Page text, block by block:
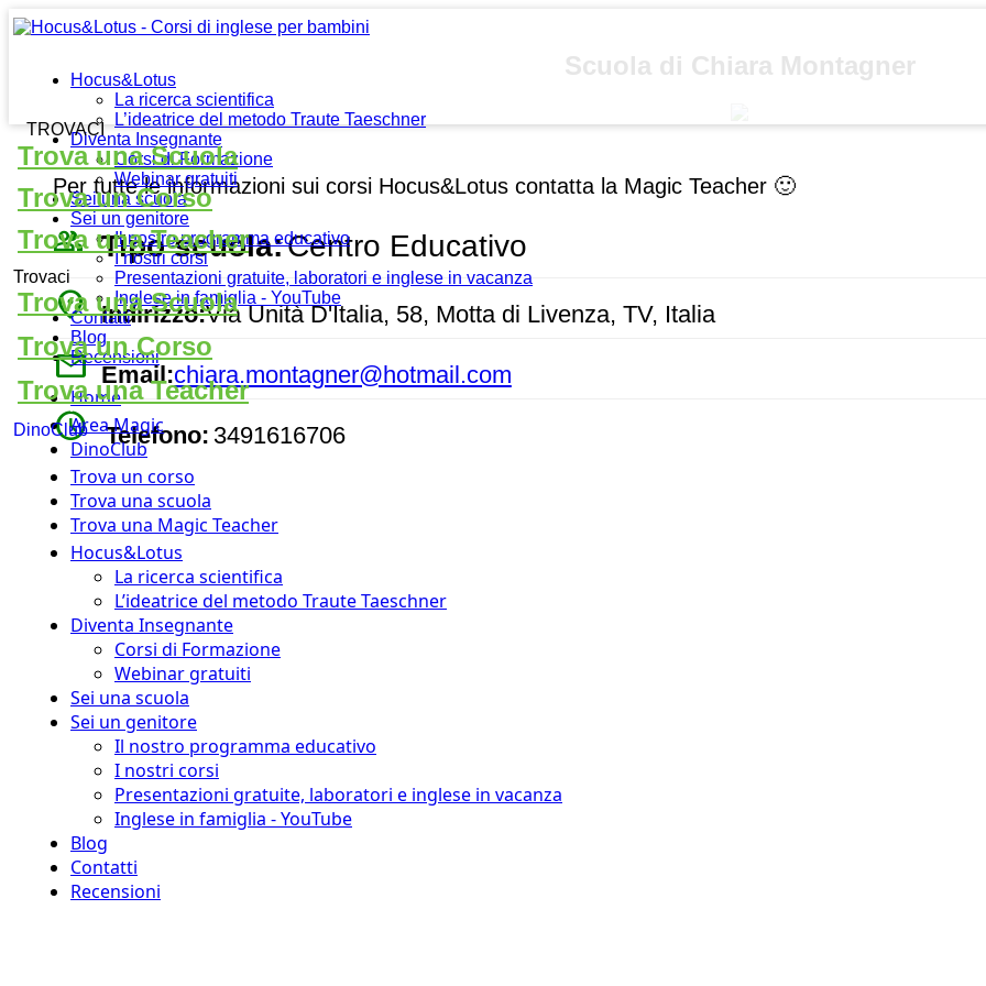
Hocus&Lotus
La ricerca scientifica
L’ideatrice del metodo Traute Taeschner
Diventa Insegnante
Corsi di Formazione
Webinar gratuiti
Sei una scuola
Sei un genitore
Il nostro programma educativo
I nostri corsi
Presentazioni gratuite, laboratori e inglese in vacanza
Inglese in famiglia - YouTube
Contatti
Blog
Recensioni
Home
Area Magic
DinoClub
Trova un corso
Trova una scuola
Trova una Magic Teacher
Hocus&Lotus
La ricerca scientifica
L’ideatrice del metodo Traute Taeschner
Diventa Insegnante
Corsi di Formazione
Webinar gratuiti
Sei una scuola
Sei un genitore
Il nostro programma educativo
I nostri corsi
Presentazioni gratuite, laboratori e inglese in vacanza
Inglese in famiglia - YouTube
Blog
Contatti
Recensioni
TROVACI
Trova una Scuola
Trova un Corso
Trova una Teacher
Trovaci
Trova una Scuola
Trova un Corso
Trova una Teacher
DinoClub
Scuola di Chiara Montagner
Per tutte le informazioni sui corsi Hocus&Lotus contatta la Magic Teacher 🙂
people_outline Tipo scuola:Centro Educativo
place Indirizzo:Via Unità D'Italia, 58, Motta di Livenza, TV, Italia
mail Email:chiara.montagner@hotmail.com
watch_later Telefono: 3491616706